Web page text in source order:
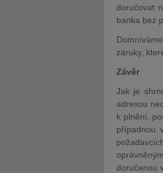
doručovat
banka bez
záruky,
Závěr
Jak je
adresou
k plnění,
případnou
doručenou